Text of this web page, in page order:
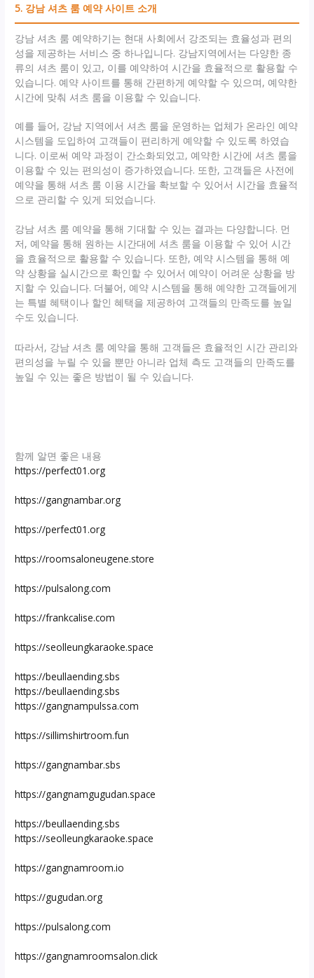
5. 강남 셔츠 룸 예약 사이트 소개
강남 셔츠 룸 예약하기는 현대 사회에서 강조되는 효율성과 편의
성을 제공하는 서비스 중 하나입니다. 강남지역에서는 다양한 종
류의 셔츠 룸이 있고, 이를 예약하여 시간을 효율적으로 활용할 수
있습니다. 예약 사이트를 통해 간편하게 예약할 수 있으며, 예약한
시간에 맞춰 셔츠 룸을 이용할 수 있습니다.
예를 들어, 강남 지역에서 셔츠 룸을 운영하는 업체가 온라인 예약
시스템을 도입하여 고객들이 편리하게 예약할 수 있도록 하였습
니다. 이로써 예약 과정이 간소화되었고, 예약한 시간에 셔츠 룸을
이용할 수 있는 편의성이 증가하였습니다. 또한, 고객들은 사전에
예약을 통해 셔츠 룸 이용 시간을 확보할 수 있어서 시간을 효율적
으로 관리할 수 있게 되었습니다.
강남 셔츠 룸 예약을 통해 기대할 수 있는 결과는 다양합니다. 먼
저, 예약을 통해 원하는 시간대에 셔츠 룸을 이용할 수 있어 시간
을 효율적으로 활용할 수 있습니다. 또한, 예약 시스템을 통해 예
약 상황을 실시간으로 확인할 수 있어서 예약이 어려운 상황을 방
지할 수 있습니다. 더불어, 예약 시스템을 통해 예약한 고객들에게
는 특별 혜택이나 할인 혜택을 제공하여 고객들의 만족도를 높일
수도 있습니다.
따라서, 강남 셔츠 룸 예약을 통해 고객들은 효율적인 시간 관리와
편의성을 누릴 수 있을 뿐만 아니라 업체 측도 고객들의 만족도를
높일 수 있는 좋은 방법이 될 수 있습니다.
함께 알면 좋은 내용
https://perfect01.org
https://gangnambar.org
https://perfect01.org
https://roomsaloneugene.store
https://pulsalong.com
https://frankcalise.com
https://seolleungkaraoke.space
https://beullaending.sbs
https://beullaending.sbs
https://gangnampulssa.com
https://sillimshirtroom.fun
https://gangnambar.sbs
https://gangnamgugudan.space
https://beullaending.sbs
https://seolleungkaraoke.space
https://gangnamroom.io
https://gugudan.org
https://pulsalong.com
https://gangnamroomsalon.click